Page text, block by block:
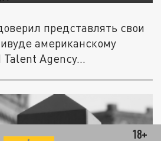
18+
представлять свои
американскому
Talent Agency...